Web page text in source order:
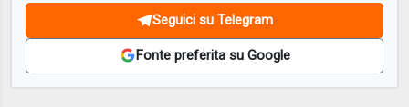
Seguici su Telegram
Fonte preferita su Google